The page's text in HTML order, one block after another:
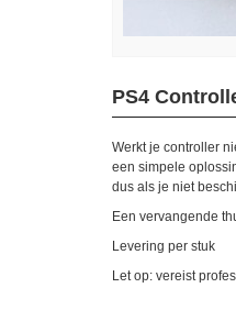
PS4
Werkt je controller
een simpele
dus als je niet
Een vervangende
Levering per stuk
Let op: vereist